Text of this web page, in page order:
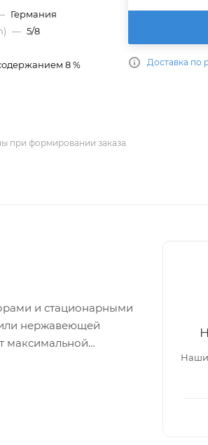
Германия
— 5/8
8 %
Доставка по
при формировании заказа.
и стационарными
или нержавеющей
максимальной
Наши